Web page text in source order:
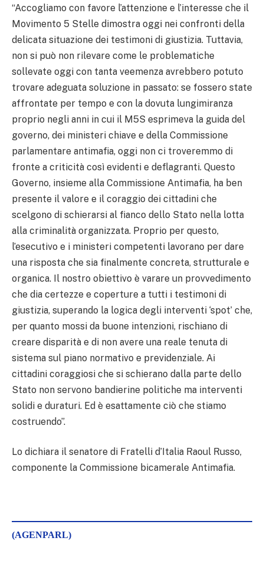
“Accogliamo con favore l’attenzione e l’interesse che il
Movimento 5 Stelle dimostra oggi nei confronti della
delicata situazione dei testimoni di giustizia. Tuttavia,
non si può non rilevare come le problematiche
sollevate oggi con tanta veemenza avrebbero potuto
trovare adeguata soluzione in passato: se fossero state
affrontate per tempo e con la dovuta lungimiranza
proprio negli anni in cui il M5S esprimeva la guida del
governo, dei ministeri chiave e della Commissione
parlamentare antimafia, oggi non ci troveremmo di
fronte a criticità così evidenti e deflagranti. Questo
Governo, insieme alla Commissione Antimafia, ha ben
presente il valore e il coraggio dei cittadini che
scelgono di schierarsi al fianco dello Stato nella lotta
alla criminalità organizzata. Proprio per questo,
l’esecutivo e i ministeri competenti lavorano per dare
una risposta che sia finalmente concreta, strutturale e
organica. Il nostro obiettivo è varare un provvedimento
che dia certezze e coperture a tutti i testimoni di
giustizia, superando la logica degli interventi ‘spot’ che,
per quanto mossi da buone intenzioni, rischiano di
creare disparità e di non avere una reale tenuta di
sistema sul piano normativo e previdenziale. Ai
cittadini coraggiosi che si schierano dalla parte dello
Stato non servono bandierine politiche ma interventi
solidi e duraturi. Ed è esattamente ciò che stiamo
costruendo”.
Lo dichiara il senatore di Fratelli d’Italia Raoul Russo,
componente la Commissione bicamerale Antimafia.
(AGENPARL)